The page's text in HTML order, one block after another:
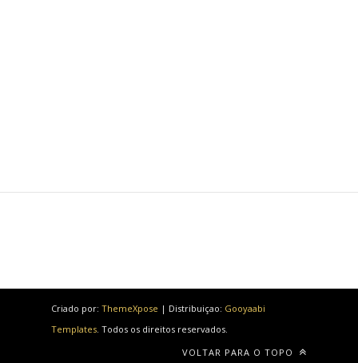
Criado por: ThemeXpose | Distribuiçao: Gooyaabi
Templates. Todos os direitos reservados.
VOLTAR PARA O TOPO